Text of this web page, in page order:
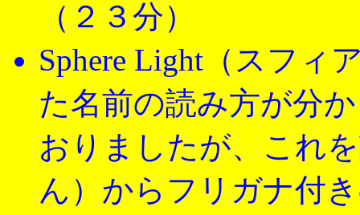
（２３分）
Sphere Light（スフ
た名前の読み方が分
おりましたが、これ
ん）からフリガナ付